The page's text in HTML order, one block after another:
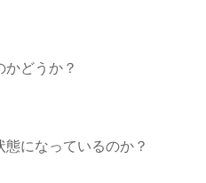
かどうか？
になっているのか？